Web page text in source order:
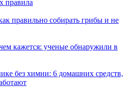
правила
правильно собирать грибы и не
кажется: ученые обнаружили в
без химии: 6 домашних средств,